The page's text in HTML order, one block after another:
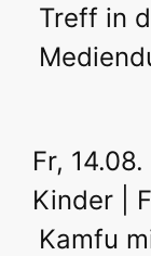
Treff in
Fr,
Kinder |
Kamfu